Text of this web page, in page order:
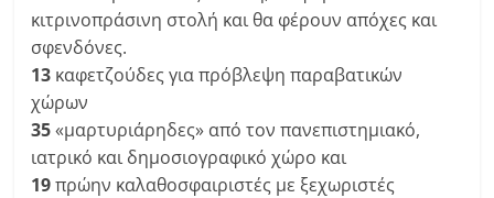
κιτρινοπράσινη στολή και θα φέρουν απόχες και
σφενδόνες.
13 καφετζούδες για πρόβλεψη παραβατικών
χώρων
35«μαρτυριάρηδες» από τον πανεπιστημιακό,
ιατρικό και δημοσιογραφικό χώρο και
19πρώην καλαθοσφαιριστές με ξεχωριστές